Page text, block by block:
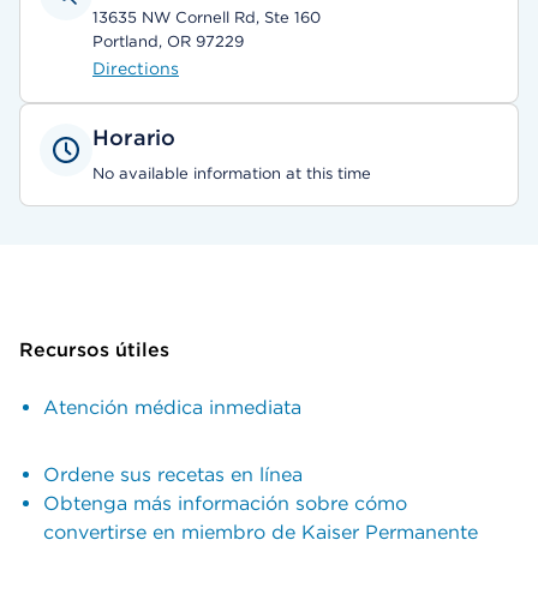
13635 NW Cornell Rd, Ste 160
Portland, OR 97229
Directions
Horario
No available information at this time
Recursos útiles
Atención médica inmediata
Ordene sus recetas en línea
Obtenga más información sobre cómo
convertirse en miembro de Kaiser Permanente